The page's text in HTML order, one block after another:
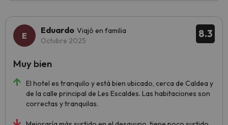
8.3
Eduardo Viajó en familia
Octubre 2025
El hotel es tranquilo y está bien ubicado, cerca de Caldea y
de la calle principal de Les Escaldes. Las habitaciones son
correctas y tranquilas.
Muy bien